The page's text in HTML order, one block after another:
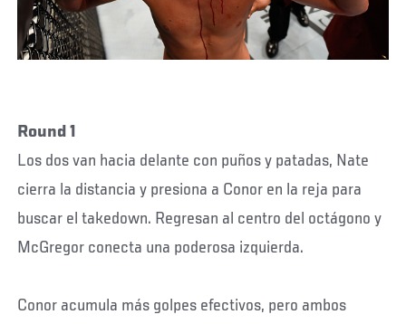
Round 1
Los dos van hacia delante con puños y patadas, Nate
cierra la distancia y presiona a Conor en la reja para
buscar el takedown. Regresan al centro del octágono y
McGregor conecta una poderosa izquierda.
Conor acumula más golpes efectivos, pero ambos